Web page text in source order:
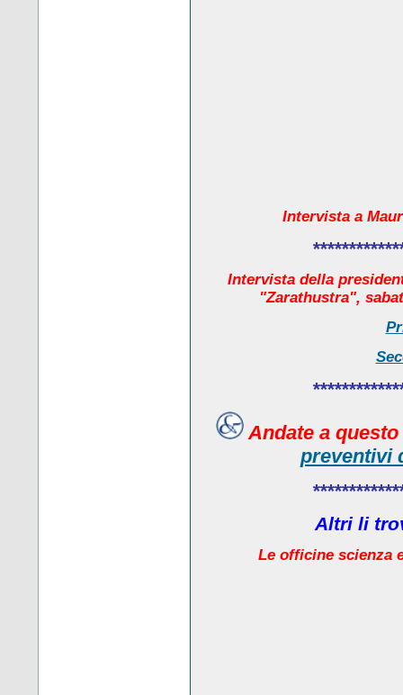
Intervista a
Intervista della
"Zarathustra",
Andate a questo
preventivi
Altri li
Le officine scienza